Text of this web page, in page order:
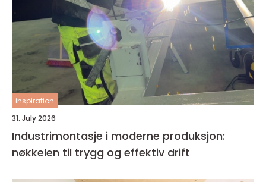
inspiration
31. July 2026
Industrimontasje i moderne produksjon:
nøkkelen til trygg og effektiv drift